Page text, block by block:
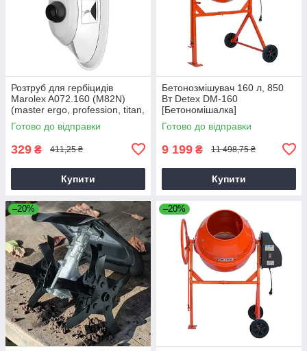
Розтруб для гербіцидів
Marolex A072.160 (M82N)
(master ergo, profession, titan,
x-line)
Готово до відправки
329 ₴ 411,25 ₴
Купити
Бетонозмішувач 160 л, 850
Вт Detex DM-160
[Бетономішалка]
Готово до відправки
9 199 ₴ 11 498,75 ₴
Купити
–20% –20%